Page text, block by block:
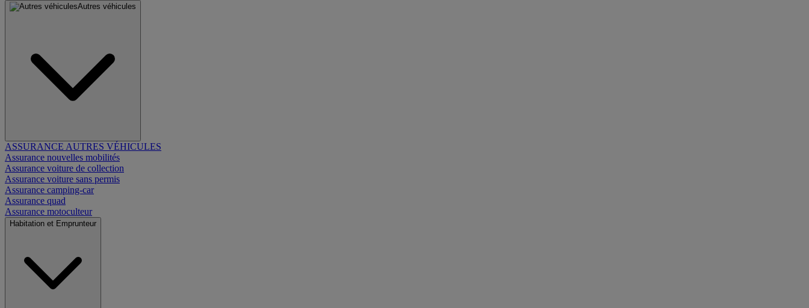
Autres véhicules
ASSURANCE AUTRES VÉHICULES
Assurance nouvelles mobilités
Assurance voiture de collection
Assurance voiture sans permis
Assurance camping-car
Assurance quad
Assurance motoculteur
Habitation et Emprunteur